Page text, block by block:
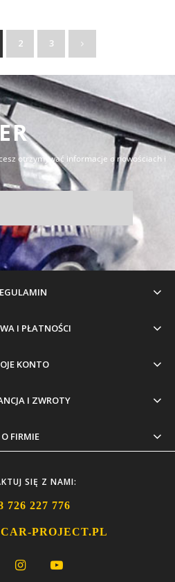
2 3
otrzymywać informacje o nowościach i
I PŁATNOŚCI
KONTO
I ZWROTY
O FIRMIE
SIĘ Z NAMI:
726 227 776
PROJECT.PL